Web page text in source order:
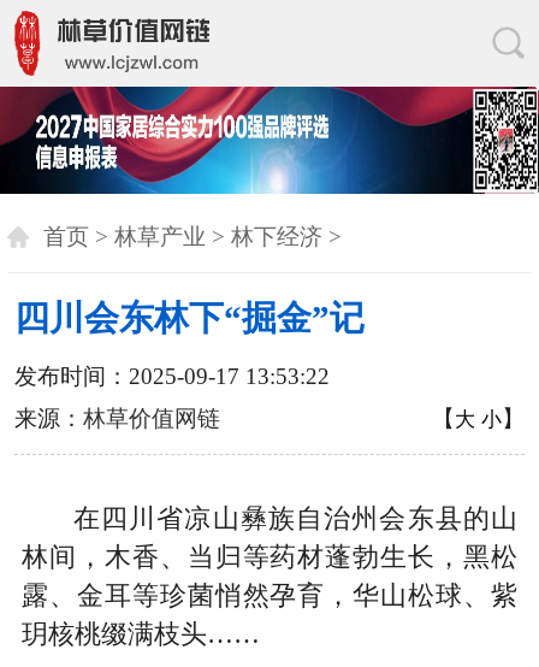
首页 > 林草产业 > 林下经济>
四川会东林下“掘金”记
发布时间：2025-09-17 13:53:22
来源： 林草价值网链 【 大 小】
在四川省凉山彝族自治州会东县的山
林间，木香、当归等药材蓬勃生长，黑松
露、金耳等珍菌悄然孕育，华山松球、紫
玥核桃缀满枝头……